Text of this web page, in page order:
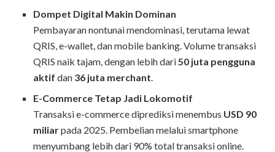
Dompet Digital Makin Dominan
Pembayaran nontunai mendominasi, terutama lewat
QRIS, e-wallet, dan mobile banking. Volume transaksi
QRIS naik tajam, dengan lebih dari 50 juta pengguna
aktif dan 36 juta merchant
E-Commerce Tetap Jadi Lokomotif
Transaksi e-commerce diprediksi menembus USD 90
miliarpada 2025. Pembelian melalui smartphone
menyumbang lebih dari 90% total transaksi online.